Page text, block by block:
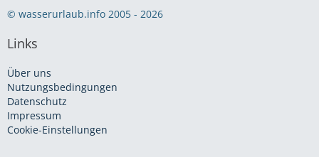
© wasserurlaub.info 2005 - 2026
Links
Über uns
Nutzungsbedingungen
Datenschutz
Impressum
Cookie-Einstellungen